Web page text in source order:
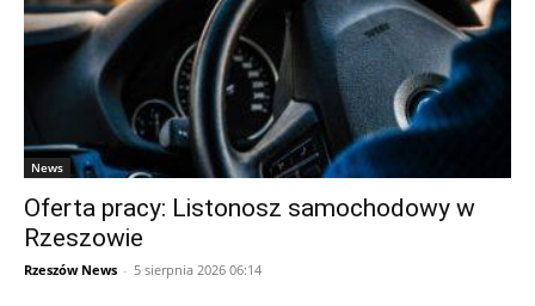
News
Oferta pracy: Listonosz samochodowy w
Rzeszowie
Rzeszów News - 5 sierpnia 2026 06:14